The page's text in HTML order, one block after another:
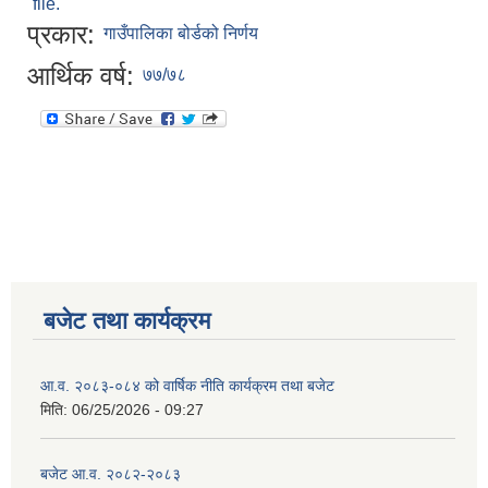
file.
प्रकार: गाउँपालिका बोर्डको निर्णय
आर्थिक वर्ष: ७७/७८
बजेट तथा कार्यक्रम
आ.व. २०८३-०८४ को वार्षिक नीति कार्यक्रम तथा बजेट
मिति: 06/25/2026 - 09:27
बजेट आ.व. २०८२-२०८३